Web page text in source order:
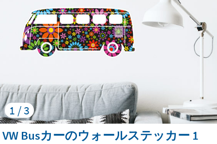
1 / 3
VW Busカーのウォールステッカー 1